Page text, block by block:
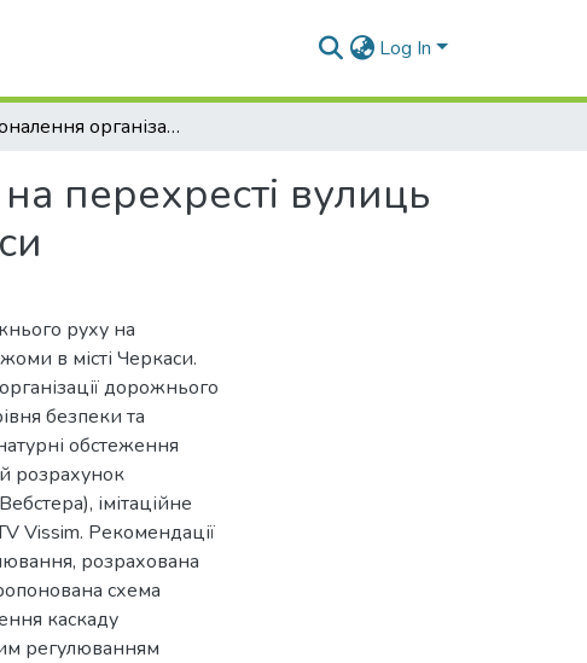
Log In
Удосконалення організації дорожнього руху на перехресті вулиць Володимира Великого та Жужоми в м. Черкаси
перехресті вулиць
руху на
в місті Черкаси.
дорожнього
безпеки та
обстеження
розрахунок
імітаційне
Vissim. Рекомендації
розрахована
схема
каскаду
регулюванням